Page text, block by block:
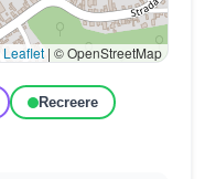
Leaflet | © OpenStreetMap
Recreere